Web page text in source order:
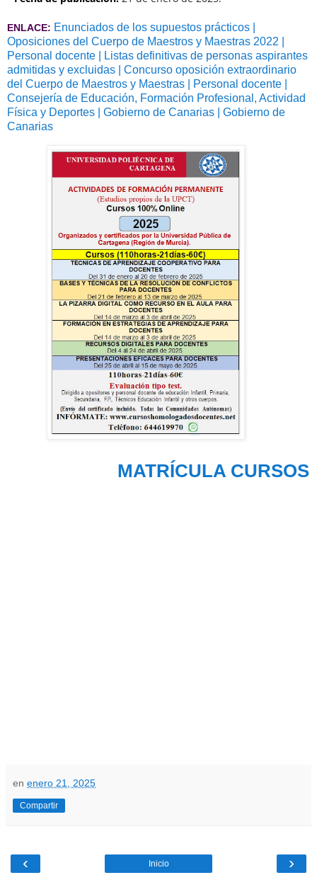
ENLACE: Enunciados de los supuestos prácticos |
Oposiciones del Cuerpo de Maestros y Maestras 2022 |
Personal docente | Listas definitivas de personas aspirantes
admitidas y excluidas | Concurso oposición extraordinario
del Cuerpo de Maestros y Maestras | Personal docente |
Consejería de Educación, Formación Profesional, Actividad
Física y Deportes | Gobierno de Canarias | Gobierno de
Canarias
MATRÍCULA CURSOS
en enero 21, 2025
Compartir
‹ ›
Inicio